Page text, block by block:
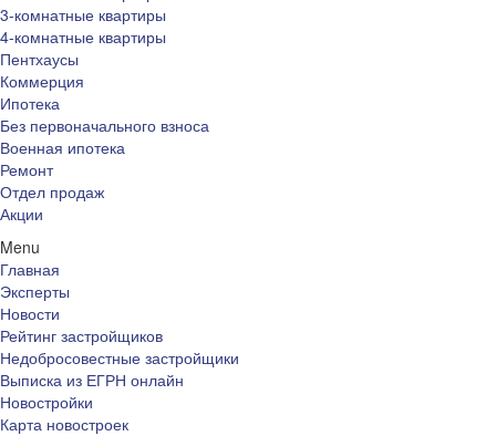
3-комнатные квартиры
4-комнатные квартиры
Пентхаусы
Коммерция
Ипотека
Без первоначального взноса
Военная ипотека
Ремонт
Отдел продаж
Акции
Menu
Главная
Эксперты
Новости
Рейтинг застройщиков
Недобросовестные застройщики
Выписка из ЕГРН онлайн
Новостройки
Карта новостроек